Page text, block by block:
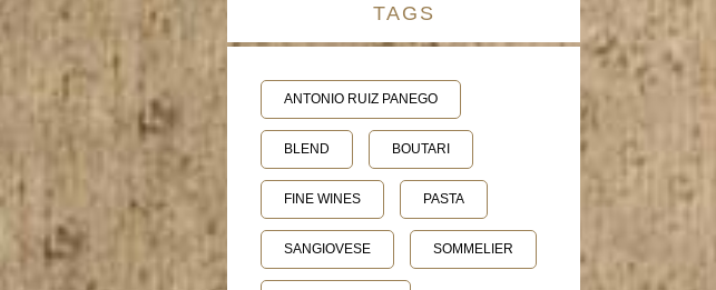
TAGS
ANTONIO RUIZ PANEGO
BLEND BOUTARI
FINE WINES PASTA
SANGIOVESE SOMMELIER